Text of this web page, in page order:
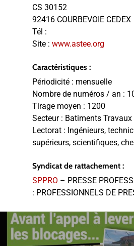
CS 30152
92416 COURBEVOIE CEDEX
Tél :
Site : www.astee.org
Caractéristiques :
Périodicité : mensuelle
Nombre de numéros / an :
Tirage moyen : 1200
Secteur : Batiments
Lectorat : Ingénieurs,
supérieurs, scientifiques,
Syndicat de rattachement :
SPPRO – PRESSE
: PROFESSIONNELS DE